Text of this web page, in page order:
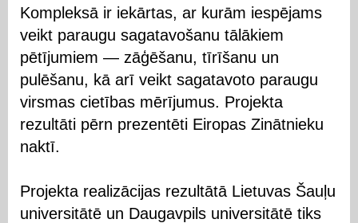
Kompleksā ir iekārtas, ar kurām iespējams
veikt paraugu sagatavošanu tālākiem
pētījumiem — zāģēšanu, tīrīšanu un
pulēšanu, kā arī veikt sagatavoto paraugu
virsmas cietības mērījumus. Projekta
rezultāti pērn prezentēti Eiropas Zinātnieku
naktī.
Projekta realizācijas rezultātā Lietuvas Šauļu
universitātē un Daugavpils universitātē tiks